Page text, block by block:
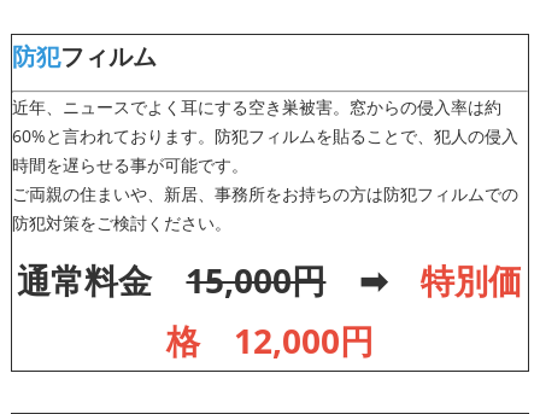
防犯フィルム
近年、ニュースでよく耳にする空き巣被害。窓からの侵入率は約
60%と言われております。防犯フィルムを貼ることで、犯人の侵入
時間を遅らせる事が可能です。
ご両親の住まいや、新居、事務所をお持ちの方は防犯フィルムでの
防犯対策をご検討ください。
通常料金15,000円➡
特別価
格 12,000円